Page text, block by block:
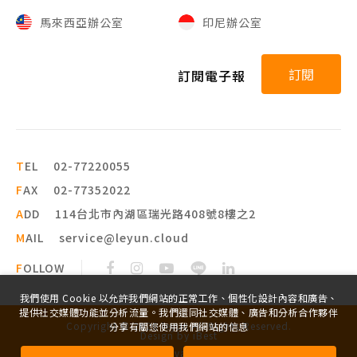
馬來西亞辦公室 印尼辦公室
訂閱電子報 訂閱
TEL
02-77220055
FAX
02-77352022
ADD
114台北市內湖區瑞光路408號8樓之2
MAIL
service@leyun.cloud
FOLLOW
Copyright © 2026 leyun All Rights Reserved.
Design by iBest
Privacy
我們使用 Cookie 以允許我們網站的正常工作、個性化設計內容和廣告、
提供社交媒體功能並分析流量。我們還同社交媒體、廣告和分析合作夥伴
分享有關您使用我們網站的信息